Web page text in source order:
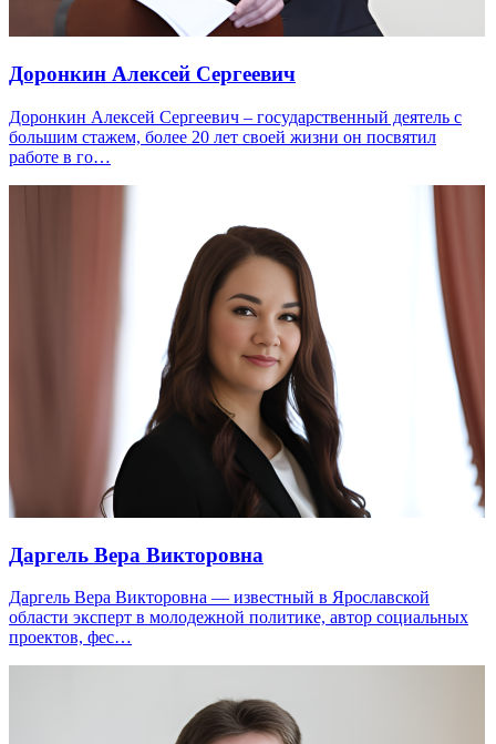
Доронкин Алексей Сергеевич
Доронкин Алексей Сергеевич – государственный деятель с
большим стажем, более 20 лет своей жизни он посвятил
работе в го…
Даргель Вера Викторовна
Даргель Вера Викторовна — известный в Ярославской
области эксперт в молодежной политике, автор социальных
проектов, фес…